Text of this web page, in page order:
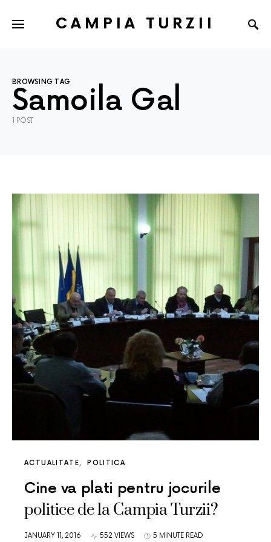
CAMPIA TURZII
BROWSING TAG
Samoila Gal
1 POST
ACTUALITATE POLITICA
Cine va plati pentru jocurile
politice de la Campia Turzii?
JANUARY 11, 2016 552 VIEWS 5 MINUTE READ